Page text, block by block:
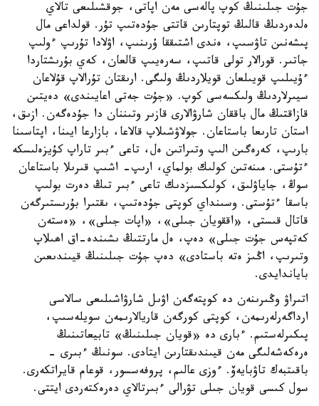
جۇت جىلىنىڭ كوپ پالەسى مەن اپاتى، جوقشىلىعى تالاي
ەلدەردىڭ قالىڭ توپتارىن قاتتى جۇدەتىپ تۇر. قولداعى مال
پىشەنىن تاۋسىپ، ەندى اشتىققا ۇرىنىپ، اۋلادا تۇرىپ ءولىپ
جاتىر. قورالار تولى قاتىپ، سەرەيىپ قالعان، كەي بۇرىشتاردا
ءۇيىلىپ قويىلعان قويلاردىڭ ولىگى. ارىقتان تۇرالاپ قۇلاعان
سيىرلاردىڭ ولىكسەسى كوپ. «جۇت جەتى اعايىندى» دەيتىن
قازاقتىڭ مال باققان شارۋالارى قازىر وتىننان دا جۇدەگەن. ازىق،
استان تارىعا باستاعان. جولاۋشىلاپ قالاعا، بازارعا ايىنا، اپتاسىنا
بارىپ، كەرەگىن الىپ وتىراتىن ەل، تاعى ءبىر تاراپ كۇيزەلىسكە
ءتۇستى. مىنەتىن كولىك بولماي، ارىپ- اشىپ قىرىلا باستاعان
سوڭ، جاياۋلىق، كولىكسىزدىك تاعى ءبىر تىڭ دەرت بولىپ
باسقا ءتۇستى. وسىنداي كوپتى جۇدەتىپ، ىقتىرا بۇرىستىرگەن
قاتال قىستى، «اققويان جىلى»، «اپات جىلى»، «ەستەن
كەتپەس جۇت جىلى» دەپ، ەل مارتتىڭ ىشىندە-اق اھىلاپ
وتىرىپ، اڭىز ەتە باستادى» دەپ جۇت جىلىنىڭ قيىندىعىن
باياندايدى.
اتىراۋ وڭىرىنەن دە كوپتەگەن اۋىل شارۋاشىلىعى سالاسى
ارداگەرلەرىمەن، كوپتى كورگەن قاريالارىمەن سويلەسىپ،
پىكىرلەستىم. ءبارى دە «قويان جىلىنىڭ» تابيعاتىنىڭ
ەرەكەشەلىگى مەن قيىندىقتارىن ايتادى. سونىڭ ءبىرى -
باقىتبەك تاۋبايەۆ. ءوزى عالىم، پروفەسسور، قوعام قايراتكەرى.
سول كىسى قويان جىلى تۋرالى ءبىرتالاي دەرەكتەردى ايتتى.